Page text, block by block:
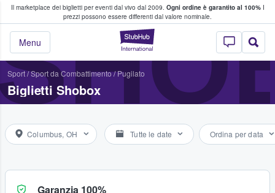
Il marketplace dei biglietti per eventi dal vivo dal 2009. Ogni ordine è garantito al 100%I
prezzi possono essere differenti dal valore nominale.
StubHub - Dove
Menu
fan comprano e vendono biglietti
Sport/Sport da Combattimento/Pugilato
Biglietti Shobox
Columbus, OH Tutte le date Ordina per data
Garanzia 100%